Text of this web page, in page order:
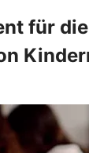
für die